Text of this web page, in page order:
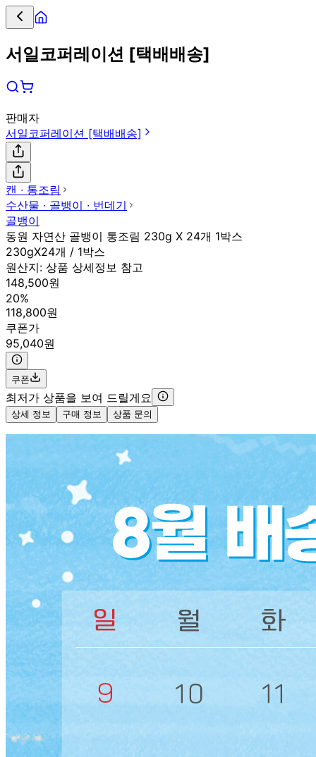
서일코퍼레이션 [택배배송]
판매자
서일코퍼레이션 [택배배송]
캔 ∙ 통조림
수산물 ∙ 골뱅이 ∙ 번데기
골뱅이
동원 자연산 골뱅이 통조림 230g X 24개 1박스
230gX24개 / 1박스
원산지: 상품 상세정보 참고
148,500원
20%
118,800원
쿠폰가
95,040원
쿠폰
최저가 상품을 보여 드릴게요
상세 정보 구매 정보 상품 문의